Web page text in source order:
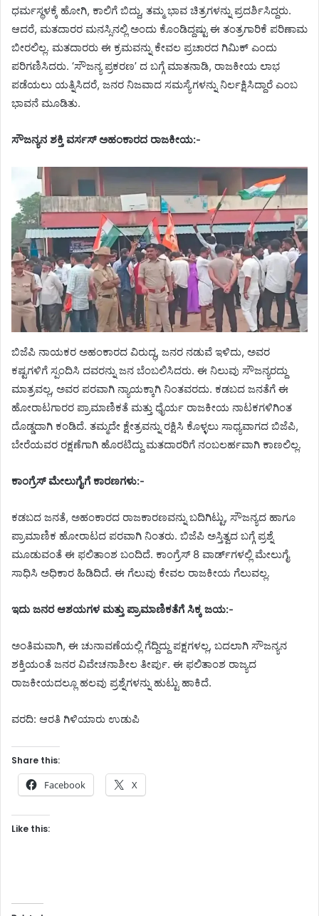
ಧರ್ಮಸ್ಥಳಕ್ಕೆ ಹೋಗಿ, ಕಾಲಿಗೆ ಬಿದ್ದು, ತಮ್ಮ ಭಾವ ಚಿತ್ರಗಳನ್ನು ಪ್ರದರ್ಶಿಸಿದ್ದರು.
ಆದರೆ, ಮತದಾರರ ಮನಸ್ಸಿನಲ್ಲಿ ಅಂದು ಕೊಂಡಿದ್ದಷ್ಟು ಈ ತಂತ್ರಗಾರಿಕೆ ಪರಿಣಾಮ
ಬೀರಲಿಲ್ಲ. ಮತದಾರರು ಈ ಕ್ರಮವನ್ನು ಕೇವಲ ಪ್ರಚಾರದ ಗಿಮಿಕ್ ಎಂದು
ಪರಿಗಣಿಸಿದರು. ‘ಸೌಜನ್ಯ ಪ್ರಕರಣ’ ದ ಬಗ್ಗೆ ಮಾತನಾಡಿ, ರಾಜಕೀಯ ಲಾಭ
ಪಡೆಯಲು ಯತ್ನಿಸಿದರೆ, ಜನರ ನಿಜವಾದ ಸಮಸ್ಯೆಗಳನ್ನು ನಿರ್ಲಕ್ಷಿಸಿದ್ದಾರೆ ಎಂಬ
ಭಾವನೆ ಮೂಡಿತು.
ಸೌಜನ್ಯನ ಶಕ್ತಿ ವರ್ಸಸ್ ಅಹಂಕಾರದ ರಾಜಕೀಯ:-
ಬಿಜೆಪಿ ನಾಯಕರ ಅಹಂಕಾರದ ವಿರುದ್ಧ, ಜನರ ನಡುವೆ ಇಳಿದು, ಅವರ
ಕಷ್ಟಗಳಿಗೆ ಸ್ಪಂದಿಸಿ ದವರನ್ನು ಜನ ಬೆಂಬಲಿಸಿದರು. ಈ ನಿಲುವು ಸೌಜನ್ಯರದ್ದು
ಮಾತ್ರವಲ್ಲ, ಅವರ ಪರವಾಗಿ ನ್ಯಾಯಕ್ಕಾಗಿ ನಿಂತವರದು. ಕಡಬದ ಜನತೆಗೆ ಈ
ಹೋರಾಟಗಾರರ ಪ್ರಾಮಾಣಿಕತೆ ಮತ್ತು ಧೈರ್ಯ ರಾಜಕೀಯ ನಾಟಕಗಳಿಗಿಂತ
ದೊಡ್ಡದಾಗಿ ಕಂಡಿದೆ. ತಮ್ಮದೇ ಕ್ಷೇತ್ರವನ್ನು ರಕ್ಷಿಸಿ ಕೊಳ್ಳಲು ಸಾಧ್ಯವಾಗದ ಬಿಜೆಪಿ,
ಬೇರೆಯವರ ರಕ್ಷಣೆಗಾಗಿ ಹೊರಟಿದ್ದು ಮತದಾರರಿಗೆ ನಂಬಲರ್ಹವಾಗಿ ಕಾಣಲಿಲ್ಲ.
ಕಾಂಗ್ರೆಸ್ ಮೇಲುಗೈಗೆ ಕಾರಣಗಳು:-
ಕಡಬದ ಜನತೆ, ಅಹಂಕಾರದ ರಾಜಕಾರಣವನ್ನು ಬದಿಗಿಟ್ಟು, ಸೌಜನ್ಯದ ಹಾಗೂ
ಪ್ರಾಮಾಣಿಕ ಹೋರಾಟದ ಪರವಾಗಿ ನಿಂತರು. ಬಿಜೆಪಿ ಅಸ್ತಿತ್ವದ ಬಗ್ಗೆ ಪ್ರಶ್ನೆ
ಮೂಡುವಂತೆ ಈ ಫಲಿತಾಂಶ ಬಂದಿದೆ. ಕಾಂಗ್ರೆಸ್ 8 ವಾರ್ಡ್‌ಗಳಲ್ಲಿ ಮೇಲುಗೈ
ಸಾಧಿಸಿ ಅಧಿಕಾರ ಹಿಡಿದಿದೆ. ಈ ಗೆಲುವು ಕೇವಲ ರಾಜಕೀಯ ಗೆಲುವಲ್ಲ.
ಇದು ಜನರ ಆಶಯಗಳ ಮತ್ತು ಪ್ರಾಮಾಣಿಕತೆಗೆ ಸಿಕ್ಕ ಜಯ:-
ಅಂತಿಮವಾಗಿ, ಈ ಚುನಾವಣೆಯಲ್ಲಿ ಗೆದ್ದಿದ್ದು ಪಕ್ಷಗಳಲ್ಲ, ಬದಲಾಗಿ ಸೌಜನ್ಯನ
ಶಕ್ತಿಯಂತೆ ಜನರ ವಿವೇಚನಾಶೀಲ ತೀರ್ಪು. ಈ ಫಲಿತಾಂಶ ರಾಜ್ಯದ
ರಾಜಕೀಯದಲ್ಲೂ ಹಲವು ಪ್ರಶ್ನೆಗಳನ್ನು ಹುಟ್ಟು ಹಾಕಿದೆ.
ವರದಿ: ಆರತಿ ಗಿಳಿಯಾರು ಉಡುಪಿ
Share this:
Facebook X
Like this: